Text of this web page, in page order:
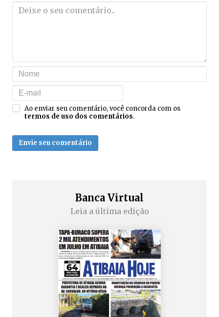
Ao enviar seu comentário, você concorda com os
termos de uso dos comentários.
Envie seu comentário
Banca Virtual
Leia a última edição